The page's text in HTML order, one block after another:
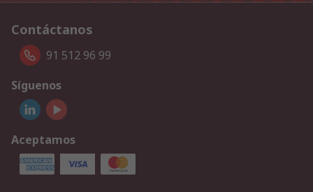
Contáctanos
91 512 96 99
Síguenos
Aceptamos